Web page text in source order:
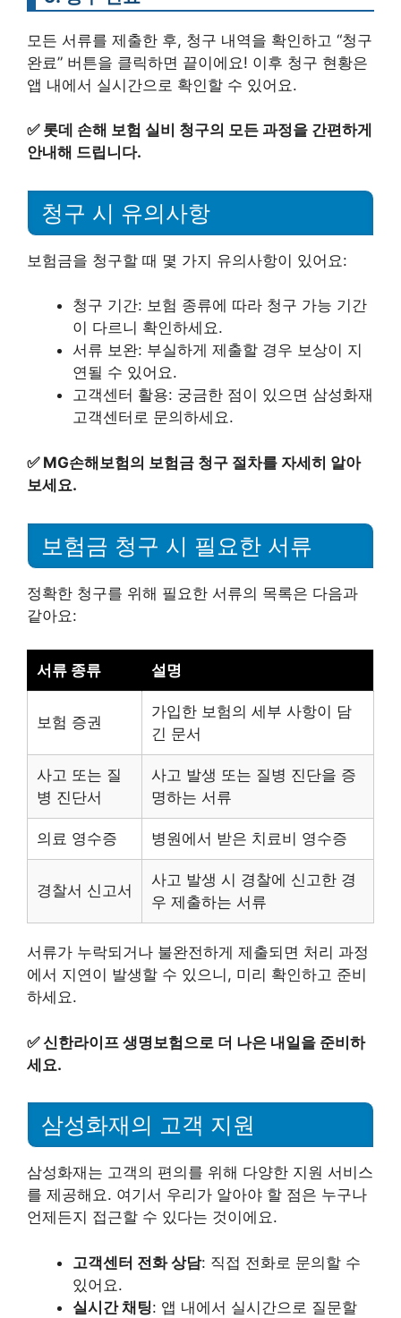
모든 서류를 제출한 후, 청구 내역을 확인하고 “청구
완료” 버튼을 클릭하면 끝이에요! 이후 청구 현황은
앱 내에서 실시간으로 확인할 수 있어요.
✅ 롯데 손해 보험 실비 청구의 모든 과정을 간편하게
안내해 드립니다.
청구 시 유의사항
보험금을 청구할 때 몇 가지 유의사항이 있어요:
청구 기간: 보험 종류에 따라 청구 가능 기간
이 다르니 확인하세요.
서류 보완: 부실하게 제출할 경우 보상이 지
연될 수 있어요.
고객센터 활용: 궁금한 점이 있으면 삼성화재
고객센터로 문의하세요.
✅ MG손해보험의 보험금 청구 절차를 자세히 알아
보세요.
보험금 청구 시 필요한 서류
정확한 청구를 위해 필요한 서류의 목록은 다음과
같아요:
서류 종류 설명
보험 증권
가입한 보험의 세부 사항이 담
긴 문서
사고 또는 질
병 진단서
사고 발생 또는 질병 진단을 증
명하는 서류
의료 영수증 병원에서 받은 치료비 영수증
경찰서 신고서
사고 발생 시 경찰에 신고한 경
우 제출하는 서류
서류가 누락되거나 불완전하게 제출되면 처리 과정
에서 지연이 발생할 수 있으니, 미리 확인하고 준비
하세요.
✅신한라이프 생명보험으로 더 나은 내일을 준비하
세요.
삼성화재의 고객 지원
삼성화재는 고객의 편의를 위해 다양한 지원 서비스
를 제공해요. 여기서 우리가 알아야 할 점은 누구나
언제든지 접근할 수 있다는 것이에요.
고객센터 전화 상담: 직접 전화로 문의할 수
있어요.
실시간 채팅: 앱 내에서 실시간으로 질문할